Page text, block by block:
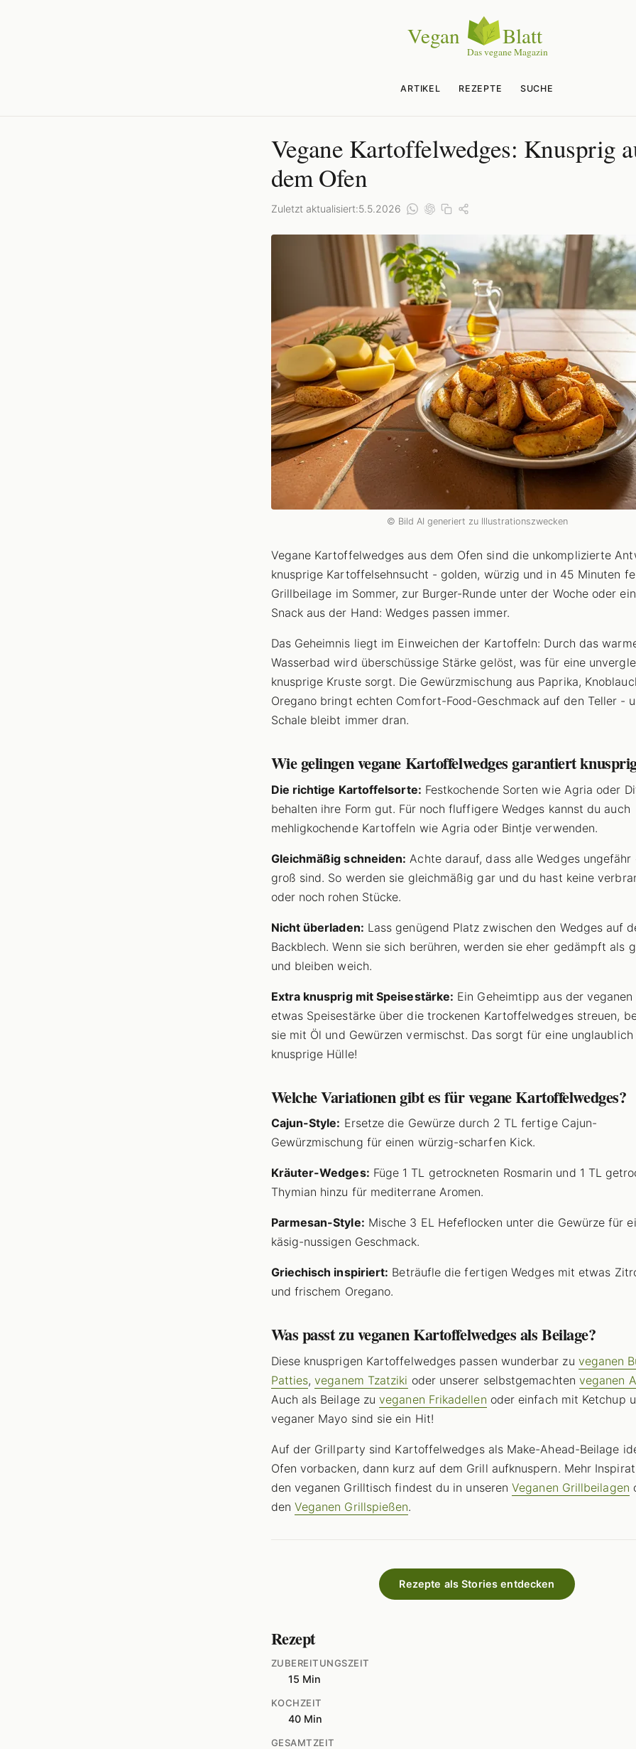
ARTIKEL REZEPTE SUCHE
Vegane Kartoffelwedges: Knusprig
dem Ofen
Zuletzt aktualisiert:5.5.2026
© Bild AI generiert zu Illustrationszwecken
Vegane Kartoffelwedges aus dem Ofen sind die unkomplizierte
knusprige Kartoffelsehnsucht - golden, würzig und in 45 Minuten
Grillbeilage im Sommer, zur Burger-Runde unter der Woche oder
Snack aus der Hand: Wedges passen immer.
Das Geheimnis liegt im Einweichen der Kartoffeln: Durch das
Wasserbad wird überschüssige Stärke gelöst, was für eine
knusprige Kruste sorgt. Die Gewürzmischung aus Paprika,
Oregano bringt echten Comfort-Food-Geschmack auf den Teller -
Schale bleibt immer dran.
Wie gelingen vegane Kartoffelwedges garantiert
Die richtige Kartoffelsorte: Festkochende Sorten wie Agria oder
behalten ihre Form gut. Für noch fluffigere Wedges kannst du auch
mehligkochende Kartoffeln wie Agria oder Bintje verwenden.
Gleichmäßig schneiden: Achte darauf, dass alle Wedges ungefähr
groß sind. So werden sie gleichmäßig gar und du hast keine
oder noch rohen Stücke.
Nicht überladen: Lass genügend Platz zwischen den Wedges auf
Backblech. Wenn sie sich berühren, werden sie eher gedämpft als
und bleiben weich.
Extra knusprig mit Speisestärke: Ein Geheimtipp aus der veganen
etwas Speisestärke über die trockenen Kartoffelwedges streuen,
sie mit Öl und Gewürzen vermischst. Das sorgt für eine unglaublich
knusprige Hülle!
Welche Variationen gibt es für vegane Kartoffelwedges?
Cajun-Style: Ersetze die Gewürze durch 2 TL fertige Cajun-
Gewürzmischung für einen würzig-scharfen Kick.
Kräuter-Wedges: Füge 1 TL getrockneten Rosmarin und 1 TL
Thymian hinzu für mediterrane Aromen.
Parmesan-Style: Mische 3 EL Hefeflocken unter die Gewürze für
käsig-nussigen Geschmack.
Griechisch inspiriert: Beträufle die fertigen Wedges mit etwas
und frischem Oregano.
Was passt zu veganen Kartoffelwedges als Beilage?
Diese knusprigen Kartoffelwedges passen wunderbar zu veganen
Patties,veganem Tzatziki oder unserer selbstgemachten veganen
Auch als Beilage zuveganen Frikadellen oder einfach mit Ketchup
veganer Mayo sind sie ein Hit!
Auf der Grillparty sind Kartoffelwedges als Make-Ahead-Beilage
Ofen vorbacken, dann kurz auf dem Grill aufknuspern. Mehr
den veganen Grilltisch findest du in unserenVeganen Grillbeilagen
den Veganen Grillspießen.
Rezepte als Stories entdecken
Rezept
ZUBEREITUNGSZEIT
15 Min
KOCHZEIT
40 Min
GESAMTZEIT